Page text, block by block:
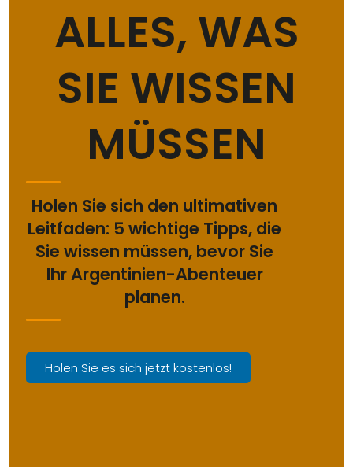
ALLES, WAS
SIE WISSEN
MÜSSEN
Holen Sie sich den ultimativen
Leitfaden: 5 wichtige Tipps, die
Sie wissen müssen, bevor Sie
Ihr Argentinien-Abenteuer
planen.
Holen Sie es sich jetzt kostenlos!